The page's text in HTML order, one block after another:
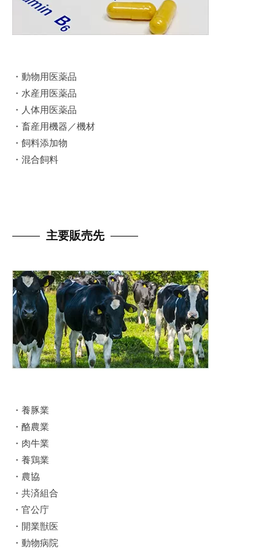
25
日
@kyowachm
・動物用医薬品
・水産用医薬品
・人体用医薬品
・畜産用機器／機材
・飼料添加物
・混合飼料
主要販売先
・養豚業
・酪農業
・肉牛業
・養鶏業
・農協
・共済組合
・官公庁
・開業獣医
・動物病院